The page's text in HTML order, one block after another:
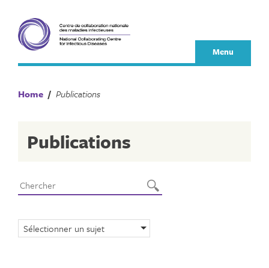
content
Menu
Home / Publications
Publications
Sélectionner un sujet